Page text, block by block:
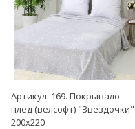
Артикул: 169. Покрывало-
плед (велсофт) "Звездочки"
200х220